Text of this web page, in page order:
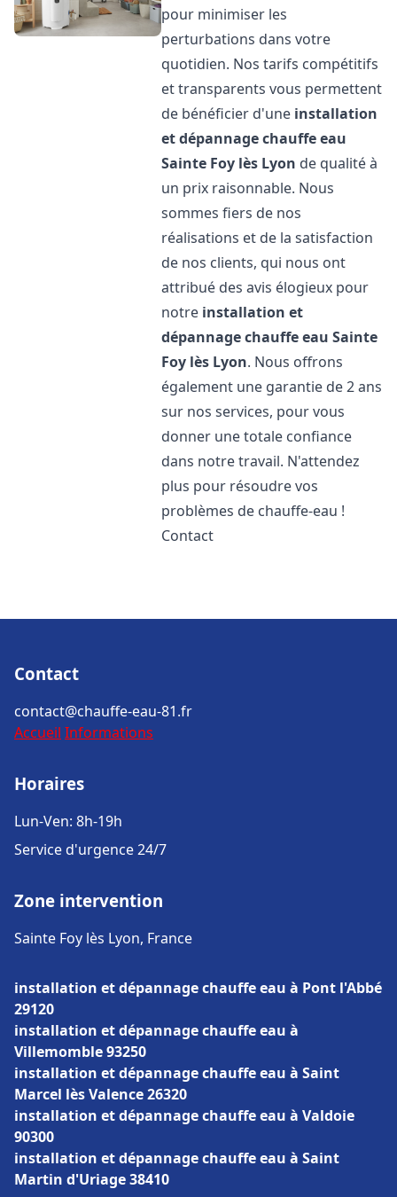
pour minimiser les
perturbations dans votre
quotidien. Nos tarifs compétitifs
et transparents vous permettent
de bénéficier d'une installation
et dépannage chauffe eau
Sainte Foy lès Lyon de qualité à
un prix raisonnable. Nous
sommes fiers de nos
réalisations et de la satisfaction
de nos clients, qui nous ont
attribué des avis élogieux pour
notre installation et
dépannage chauffe eau Sainte
Foy lès Lyon. Nous offrons
également une garantie de 2 ans
sur nos services, pour vous
donner une totale confiance
dans notre travail. N'attendez
plus pour résoudre vos
problèmes de chauffe-eau !
Contact
Contact
contact@chauffe-eau-81.fr
Accueil Informations
Horaires
Lun-Ven: 8h-19h
Service d'urgence 24/7
Zone intervention
Sainte Foy lès Lyon, France
installation et dépannage chauffe eau à Pont l'Abbé
29120
installation et dépannage chauffe eau à
Villemomble 93250
installation et dépannage chauffe eau à Saint
Marcel lès Valence 26320
installation et dépannage chauffe eau à Valdoie
90300
installation et dépannage chauffe eau à Saint
Martin d'Uriage 38410